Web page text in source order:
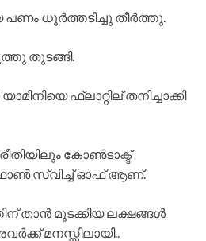
പണം ധൂർത്തടിച്ചു തീർത്തു.
തുടങ്ങി.
ഫ്ലാറ്റില് തനിച്ചാക്കി
കോൺടാക്ട്
സ്വിച്ച് ഓഫ് ആണ്.
താൻ മുടക്കിയ ലക്ഷങ്ങൾ
മനസ്സിലായി..